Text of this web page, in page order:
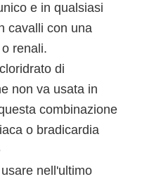
e in qualsiasi
cavalli con una
renali.
di
non va usata in
combinazione
o bradicardia
nell'ultimo